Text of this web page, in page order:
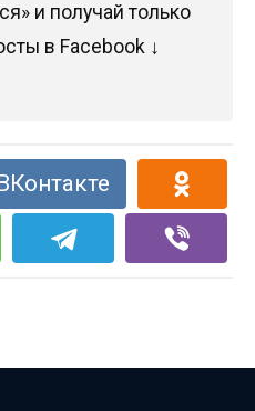
и получай только
в Facebook ↓